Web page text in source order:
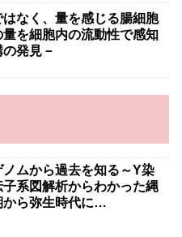
はなく、量を感じる腸細胞
量を細胞内の流動性で感知
発見－
ノムから過去を知る～Y染
系図解析からわかった縄
から弥生時代に…